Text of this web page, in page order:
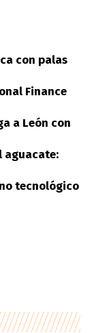
con palas
Finance
a León con
aguacate:
tecnológico